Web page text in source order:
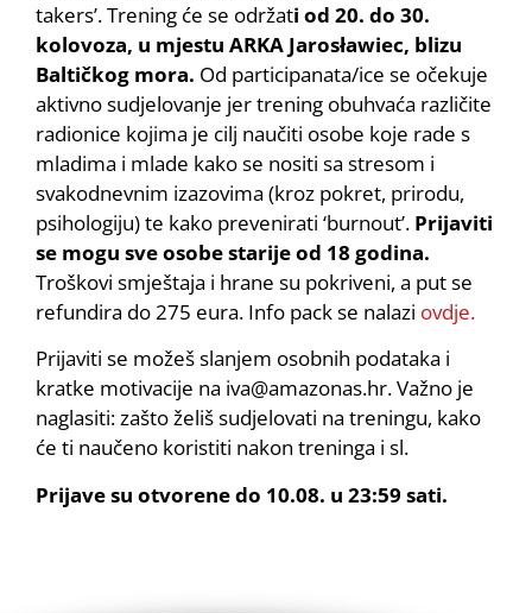
takers’. Trening će se održati od 20. do 30.
kolovoza, u mjestu ARKA Jarosławiec, blizu
Baltičkog mora. Od participanata/ice se očekuje
aktivno sudjelovanje jer trening obuhvaća različite
radionice kojima je cilj naučiti osobe koje rade s
mladima i mlade kako se nositi sa stresom i
svakodnevnim izazovima (kroz pokret, prirodu,
psihologiju) te kako prevenirati ‘burnout’. Prijaviti
se mogu sve osobe starije od 18 godina.
Troškovi smještaja i hrane su pokriveni, a put se
refundira do 275 eura. Info pack se nalazi ovdje.
Prijaviti se možeš slanjem osobnih podataka i
kratke motivacije na iva@amazonas.hr. Važno je
naglasiti: zašto želiš sudjelovati na treningu, kako
će ti naučeno koristiti nakon treninga i sl.
Prijave su otvorene do 10.08. u 23:59 sati.